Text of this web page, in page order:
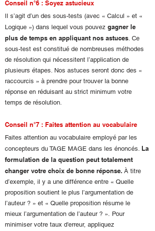
Conseil n°6 : Soyez astucieux
Il s’agit d’un des sous-tests (avec « Calcul » et «
Logique ») dans lequel vous pouvez gagner le
plus de temps en appliquant nos astuces. Ce
sous-test est constitué de nombreuses méthodes
de résolution qui nécessitent l’application de
plusieurs étapes. Nos astuces seront donc des «
raccourcis » à prendre pour trouver la bonne
réponse en réduisant au strict minimum votre
temps de résolution.
Conseil n°7 : Faites attention au vocabulaire
Faites attention au vocabulaire employé par les
concepteurs du TAGE MAGE dans les énoncés. La
formulation de la question peut totalement
changer votre choix de bonne réponse. À titre
d’exemple, il y a une différence entre « Quelle
proposition soutient le plus l’argumentation de
l’auteur ? » et « Quelle proposition résume le
mieux l’argumentation de l’auteur ? ». Pour
minimiser votre taux d'erreur, appliquez